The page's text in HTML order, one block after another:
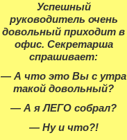
Успешный
руководитель очень
довольный приходит в
офис. Секретарша
спрашивает:
— А что это Вы с утра
такой довольный?
— А я ЛЕГО собрал?
— Ну и что?!